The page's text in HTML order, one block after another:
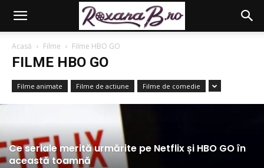
Acasă Filme Filme HBO GO
FILME HBO GO
Filme animate Filme de actiune Filme de comedie
Ce seriale merită urmărite pe Netflix și HBO GO în
această toamnă